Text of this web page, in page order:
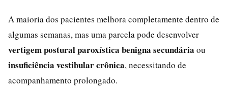
A maioria dos pacientes melhora completamente dentro de
algumas semanas, mas uma parcela pode desenvolver
vertigem postural paroxística benigna secundária ou
insuficiência vestibular crônica, necessitando de
acompanhamento prolongado.